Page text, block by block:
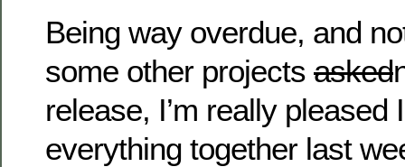
Being way overdue, and
some other projects asked
release, I’m really pleased
everything together last